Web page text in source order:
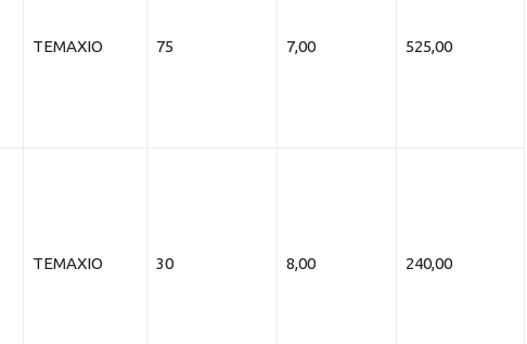
ΤΕΜΑΧΙΟ 75 7,00 525,00
ΤΕΜΑΧΙΟ 30 8,00 240,00